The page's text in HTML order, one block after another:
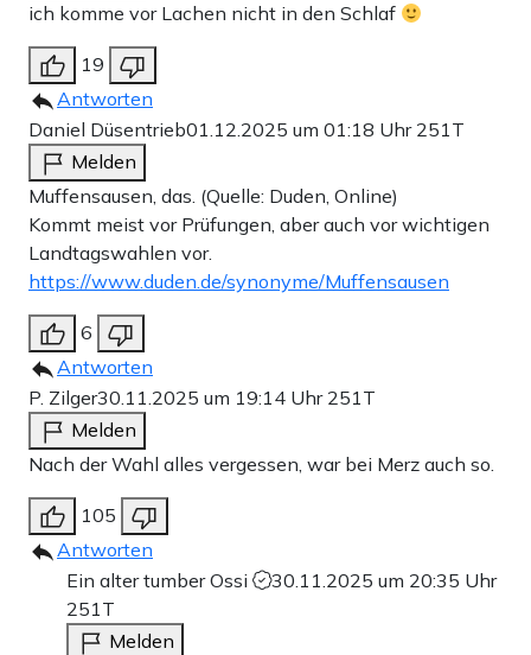
ich komme vor Lachen nicht in den Schlaf
19
Antworten
Daniel Düsentrieb01.12.2025 um 01:18 Uhr 251T
Melden
Muffensausen, das. (Quelle: Duden, Online)
Kommt meist vor Prüfungen, aber auch vor wichtigen
Landtagswahlen vor.
https://www.duden.de/synonyme/Muffensausen
6
Antworten
P. Zilger30.11.2025 um 19:14 Uhr 251T
Melden
Nach der Wahl alles vergessen, war bei Merz auch so.
105
Antworten
Ein alter tumber Ossi
30.11.2025 um 20:35 Uhr
251T
Melden